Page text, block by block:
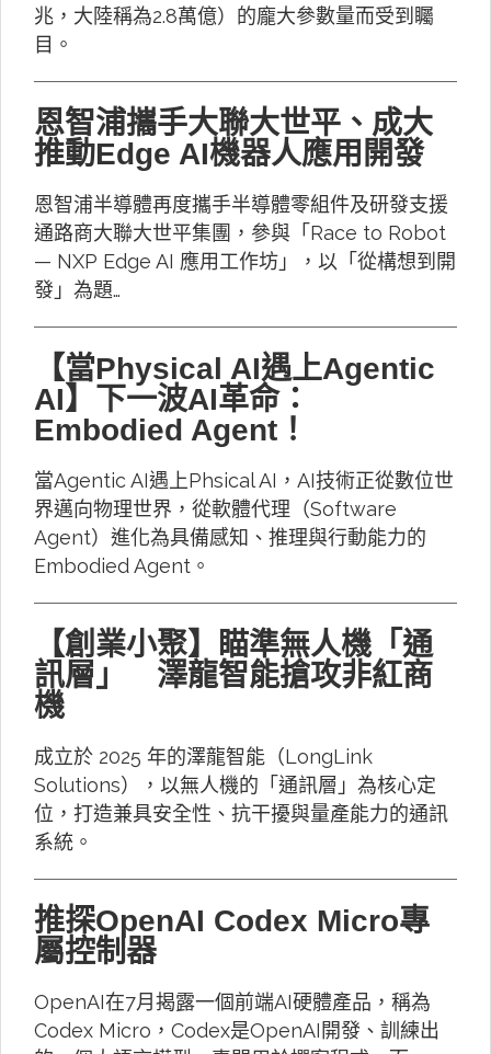
兆，大陸稱為2.8萬億）的龐大參數量而受到矚
目。
恩智浦攜手大聯大世平、成大
推動Edge AI機器人應用開發
恩智浦半導體再度攜手半導體零組件及研發支援
通路商大聯大世平集團，參與「Race to Robot
— NXP Edge AI 應用工作坊」，以「從構想到開
發」為題…
【當Physical AI遇上Agentic
AI】下一波AI革命：
Embodied Agent！
當Agentic AI遇上Phsical AI，AI技術正從數位世
界邁向物理世界，從軟體代理（Software
Agent）進化為具備感知、推理與行動能力的
Embodied Agent。
【創業小聚】瞄準無人機「通
訊層」 澤龍智能搶攻非紅商
機
成立於 2025 年的澤龍智能（LongLink
Solutions），以無人機的「通訊層」為核心定
位，打造兼具安全性、抗干擾與量產能力的通訊
系統。
推探OpenAI Codex Micro專
屬控制器
OpenAI在7月揭露一個前端AI硬體產品，稱為
Codex Micro，Codex是OpenAI開發、訓練出